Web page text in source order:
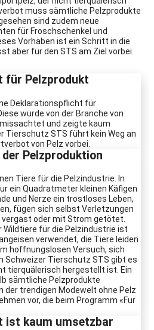
muss sämtliche Pelzprodukte
sind zudem neue
für Froschschenkel und
Vorhaben ist ein Schritt in die
aber für den STS am Ziel vorbei.
für Pelzprodukt
Deklarationspflicht für
wurde von der Branche von
und zeigte kaum
Tierschutz STS führt kein Weg an
von Pelz vorbei.
Pelzproduktion
Tiere für die Pelzindustrie. In
ein Quadratmeter kleinen Käfigen
und Nerze ein trostloses Leben,
fügen sich selbst Verletzungen
vergast oder mit Strom getötet.
Wildtiere für die Pelzindustrie ist
verwendet, die Tiere leiden
hoffnungslosen Versuch, sich
Schweizer Tierschutz STS gibt es
tierquälerisch hergestellt ist. Ein
sämtliche Pelzprodukte
der trendigen Modewelt ohne Pelz
vor, die beim Programm «Fur
ist kaum umsetzbar